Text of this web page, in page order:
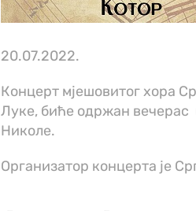
20.07.2022.
Концерт мјешовитог хора
Луке, биће одржан вечерас
Николе.
Организатор концерта је